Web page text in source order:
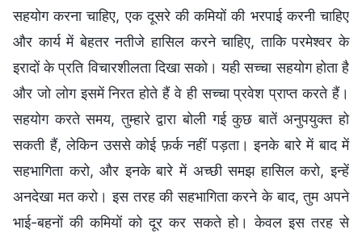
सहयोग करना चाहिए, एक दूसरे की कमियों की भरपाई करनी चाहिए
और कार्य में बेहतर नतीजे हासिल करने चाहिए, ताकि परमेश्वर के
इरादों के प्रति विचारशीलता दिखा सको। यही सच्चा सहयोग होता है
और जो लोग इसमें निरत होते हैं वे ही सच्चा प्रवेश प्राप्त करते हैं।
सहयोग करते समय, तुम्हारे द्वारा बोली गई कुछ बातें अनुपयुक्त हो
सकती हैं, लेकिन उससे कोई फ़र्क नहीं पड़ता। इनके बारे में बाद में
सहभागिता करो, और इनके बारे में अच्छी समझ हासिल करो, इन्हें
अनदेखा मत करो। इस तरह की सहभागिता करने के बाद, तुम अपने
भाई-बहनों की कमियों को दूर कर सकते हो। केवल इस तरह से